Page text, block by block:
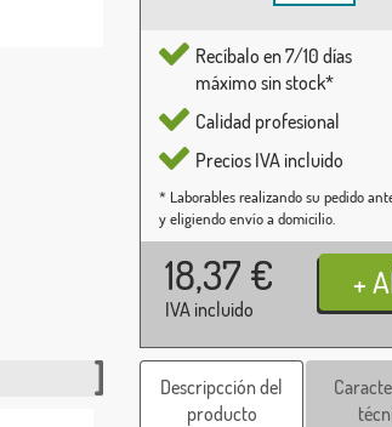
Recíbalo en 7/10 días
máximo sin stock*
Calidad profesional
Precios IVA incluido
* Laborables realizando su pedido
y eligiendo envío a domicilio.
18,37 €
IVA incluido
Descripcción del
producto